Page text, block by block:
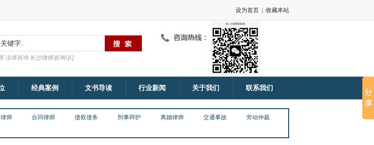
设为首页| 收藏本站
法律咨询 长沙律师咨询QQ
经典案例 文书导读 行业新闻 关于我们 联系我们
师 合同律师 债权债务 刑事辩护 离婚律师 交通事故
劳动仲裁